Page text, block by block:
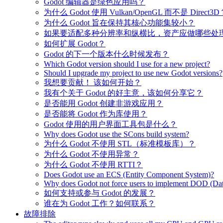
Godot 编辑器是绿色应用吗？
为什么 Godot 使用 Vulkan/OpenGL 而不是 Direct3D
为什么 Godot 旨在保持其核心功能集较小？
如果要适配多种分辨率和纵横比，资产应做哪些处
如何扩展 Godot？
Godot 的下一个版本什么时候发布？
Which Godot version should I use for a new project?
Should I upgrade my project to use new Godot versions?
我想要贡献！ 该如何开始？
我有个关于 Godot 的好主意，该如何分享它？
是否能用 Godot 创建非游戏应用？
是否能将 Godot 作为库使用？
Godot 使用的用户界面工具包是什么？
Why does Godot use the SCons build system?
为什么 Godot 不使用 STL（标准模板库）？
为什么 Godot 不使用异常？
为什么 Godot 不使用 RTTI？
Does Godot use an ECS (Entity Component System)?
Why does Godot not force users to implement DOD
如何支持或参与 Godot 的发展？
谁在为 Godot 工作？如何联系？
故障排除